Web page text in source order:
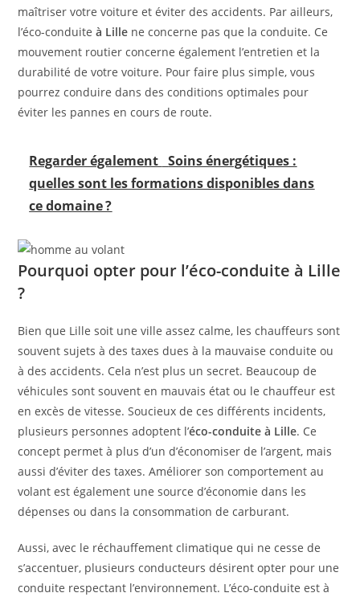
maîtriser votre voiture et éviter des accidents. Par ailleurs,
l’éco-conduite à Lille ne concerne pas que la conduite. Ce
mouvement routier concerne également l’entretien et la
durabilité de votre voiture. Pour faire plus simple, vous
pourrez conduire dans des conditions optimales pour
éviter les pannes en cours de route.
Regarder également Soins énergétiques :
quelles sont les formations disponibles dans
ce domaine ?
Pourquoi opter pour l’éco-conduite à Lille
?
Bien que Lille soit une ville assez calme, les chauffeurs sont
souvent sujets à des taxes dues à la mauvaise conduite ou
à des accidents. Cela n’est plus un secret. Beaucoup de
véhicules sont souvent en mauvais état ou le chauffeur est
en excès de vitesse. Soucieux de ces différents incidents,
plusieurs personnes adoptent l’éco-conduite à Lille. Ce
concept permet à plus d’un d’économiser de l’argent, mais
aussi d’éviter des taxes. Améliorer son comportement au
volant est également une source d’économie dans les
dépenses ou dans la consommation de carburant.
Aussi, avec le réchauffement climatique qui ne cesse de
s’accentuer, plusieurs conducteurs désirent opter pour une
conduite respectant l’environnement. L’éco-conduite est à